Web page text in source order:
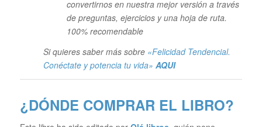
convertirnos en nuestra mejor versión a través
de preguntas, ejercicios y una hoja de ruta.
100% recomendable
Si quieres saber más sobre «Felicidad Tendencial.
Conéctate y potencia tu vida» AQUI
¿DÓNDE COMPRAR EL LIBRO?